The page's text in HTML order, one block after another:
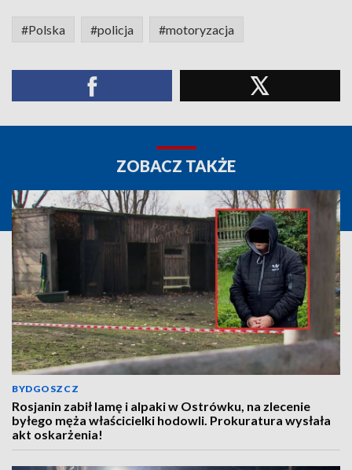
#Polska #policja #motoryzacja
ZOBACZ TAKŻE
BYDGOSZCZ
Rosjanin zabił lamę i alpaki w Ostrówku, na zlecenie
byłego męża właścicielki hodowli. Prokuratura wysłała
akt oskarżenia!